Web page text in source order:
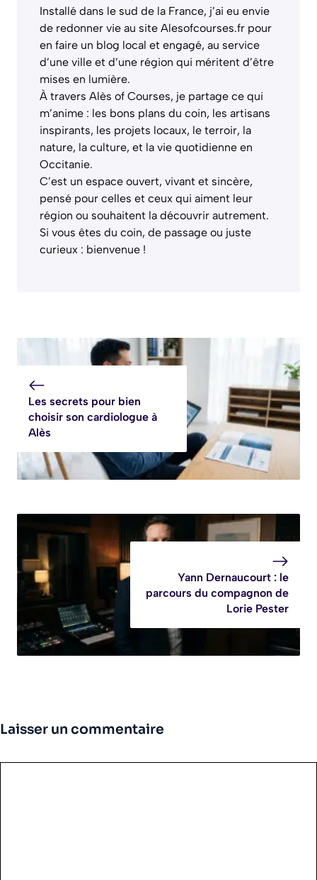
Installé dans le sud de la France, j’ai eu envie
de redonner vie au site Alesofcourses.fr pour
en faire un blog local et engagé, au service
d’une ville et d’une région qui méritent d’être
mises en lumière.
À travers Alès of Courses, je partage ce qui
m’anime : les bons plans du coin, les artisans
inspirants, les projets locaux, le terroir, la
nature, la culture, et la vie quotidienne en
Occitanie.
C’est un espace ouvert, vivant et sincère,
pensé pour celles et ceux qui aiment leur
région ou souhaitent la découvrir autrement.
Si vous êtes du coin, de passage ou juste
curieux : bienvenue !
Les secrets pour bien
choisir son cardiologue à
Alès
Yann Dernaucourt : le
parcours du compagnon de
Lorie Pester
Laisser un commentaire